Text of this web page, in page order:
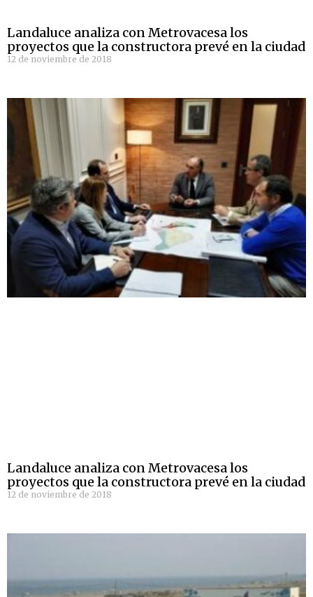
Landaluce analiza con Metrovacesa los
proyectos que la constructora prevé en la ciudad
12 de noviembre de 2018
Landaluce analiza con Metrovacesa los
proyectos que la constructora prevé en la ciudad
12 de noviembre de 2018